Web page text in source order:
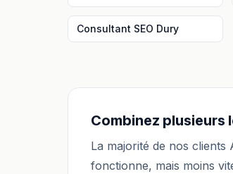
Consultant SEO Dury
Combinez plusieurs
La majorité de nos clients
fonctionne, mais moins